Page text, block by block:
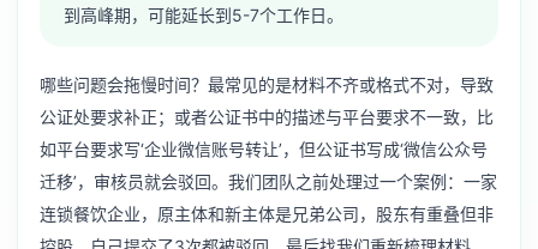
到高峰期，可能延长到5-7个工作日。
哪些问题会拖慢时间？最常见的是材料不齐或格式不对，导致
公证处要求补正；或者公证书中的描述与平台要求不一致，比
如平台要求写‘企业微信账号转让’，但公证书写成‘微信公众号
迁移’，审核员就会驳回。我们团队之前处理过一个案例：一家
连锁餐饮企业，原主体和新主体是兄弟公司，股东有重叠但非